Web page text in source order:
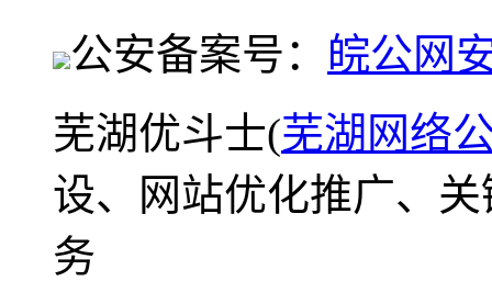
公安备案号： 皖公网
芜湖优斗士(芜湖网络
设、网站优化推广、
务